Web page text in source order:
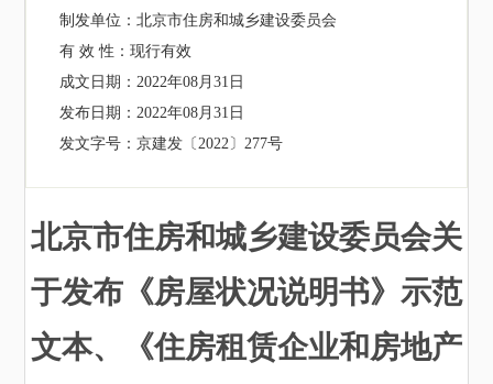
制发单位：北京市住房和城乡建设委员会
有 效 性：现行有效
成文日期：2022年08月31日
发布日期：2022年08月31日
发文字号：京建发〔2022〕277号
北京市住房和城乡建设委员会关
于发布《房屋状况说明书》示范
文本、《住房租赁企业和房地产